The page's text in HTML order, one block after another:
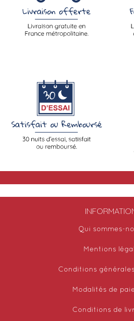
Qui sommes-
Mentions
Conditions
Modalités de
Conditions de